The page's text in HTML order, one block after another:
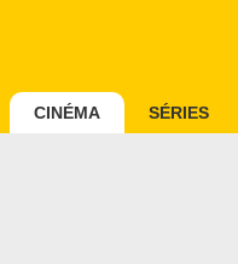
CINÉMA SÉRIES